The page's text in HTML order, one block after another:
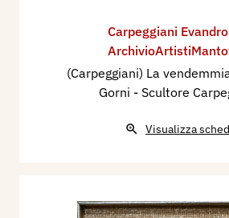
Carpeggiani Evandro
(Carpeggiani) La
Gorni - Scultore
Visualizza